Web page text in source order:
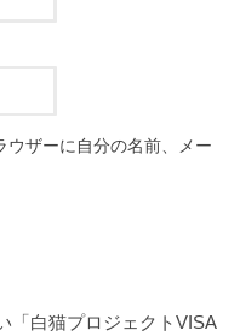
ウザーに自分の名前、メー
「白猫プロジェクトVISA